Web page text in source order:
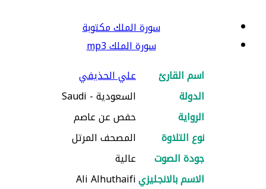
سورة الملك مكتوبة
سورة الملك mp3
اسم القارئ
علي الحذيفي
الدولة
السعودية - Saudi
الرواية
حفص عن عاصم
نوع التلاوة
المصحف المرتل
جودة الصوت
عالية
الاسم بالانجليزيAli Alhuthaifi